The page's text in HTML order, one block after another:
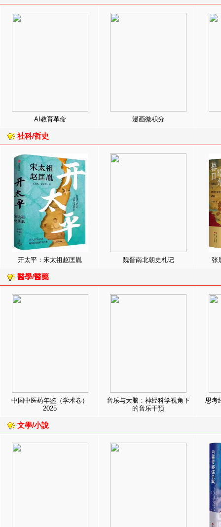
AI教育革命 漫画微积分
社科/哲史
开太平：宋太祖赵匡胤 魏晋南北朝史札记 张
醫學/醫藥
中国中医药年鉴（学术卷）
2025
音乐与大脑：神经科学视角下
的音乐干预
思考
文學/小說